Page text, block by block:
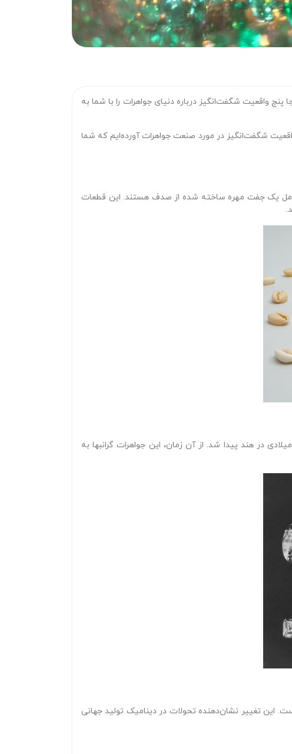
واقعیت شگفت‌انگیز درباره دنیای جواهرات را با شما به
شگفت‌انگیز در مورد صنعت جواهرات آورده‌ایم که شما
سال پیش باز می‌گردند؟ این قطعات شامل یک جفت مهره ساخته شده از صدف هستند. این قطعات
در هند پیدا شد. از آن زمان، این جواهرات گرانبها به
این تغییر نشان‌دهنده تحولات در دینامیک تولید جهانی